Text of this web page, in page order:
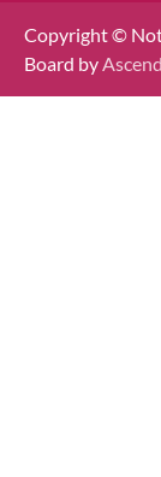
Copyright ©
Board by